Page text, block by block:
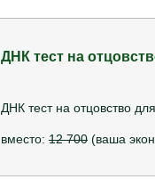
ДНК тест на
ДНК тест на отцовство
вместо: 12 700 (ваша